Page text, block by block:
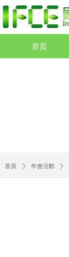
首頁
首頁 ꄲ 年會活動 ꄲ